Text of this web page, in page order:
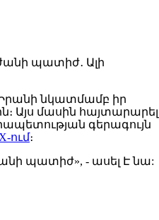
Իրանի նկատմամբ իր
Այս մասին հայտարարել
գերագույն
X-ում։
պատիժ», - ասել Է նա: